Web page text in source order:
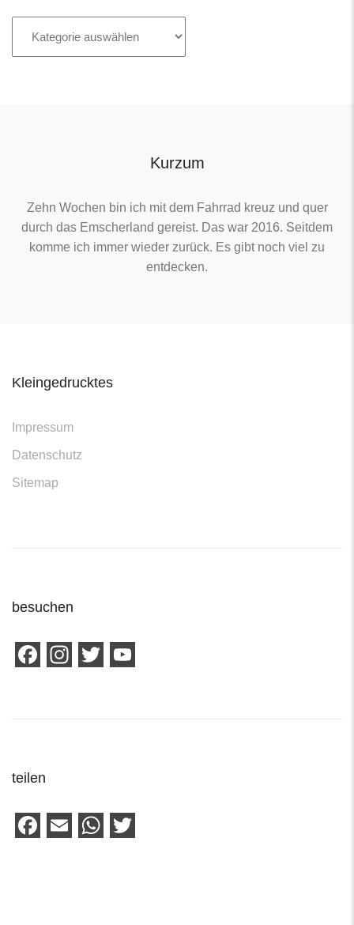
anderen
Kurzum
Zehn Wochen bin ich mit dem Fahrrad kreuz und quer
durch das Emscherland gereist. Das war 2016. Seitdem
komme ich immer wieder zurück. Es gibt noch viel zu
entdecken.
Kleingedrucktes
Impressum
Datenschutz
Sitemap
besuchen
Facebook
Instagram
Twitter
teilen
Facebook
EmailWhatsApp